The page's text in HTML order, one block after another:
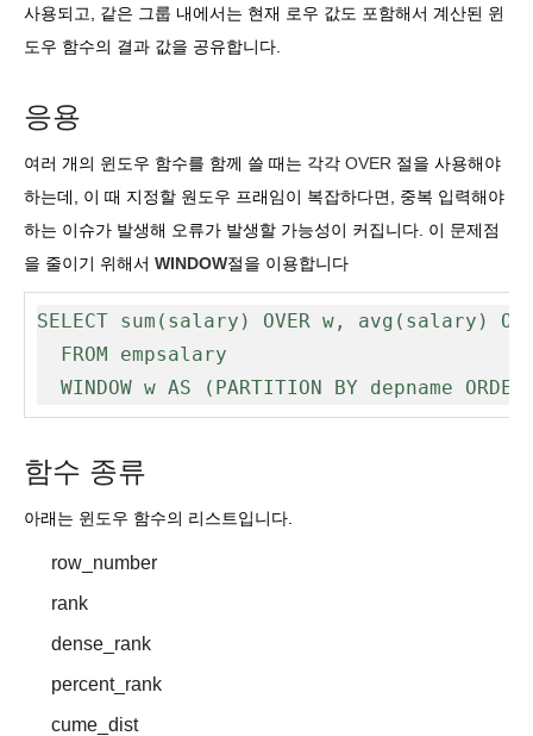
사용되고, 같은 그룹 내에서는 현재 로우 값도 포함해서 계산된 윈
도우 함수의 결과 값을 공유합니다.
응용
여러 개의 윈도우 함수를 함께 쓸 때는 각각 OVER 절을 사용해야
하는데, 이 때 지정할 원도우 프래임이 복잡하다면, 중복 입력해야
하는 이슈가 발생해 오류가 발생할 가능성이 커집니다. 이 문제점
을 줄이기 위해서 WINDOW절을 이용합니다
SELECT sum(salary) OVER w, avg(salary)
WINDOW w AS (PARTITION BY depname
함수 종류
아래는 윈도우 함수의 리스트입니다.
row_number
rank
dense_rank
percent_rank
cume_dist